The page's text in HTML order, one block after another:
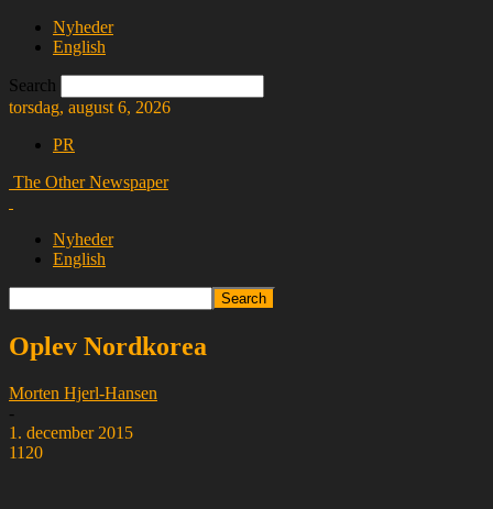
Nyheder
English
Search
torsdag, august 6, 2026
PR
The Other Newspaper
Nyheder
English
Oplev Nordkorea
Morten Hjerl-Hansen
-
1. december 2015
1120